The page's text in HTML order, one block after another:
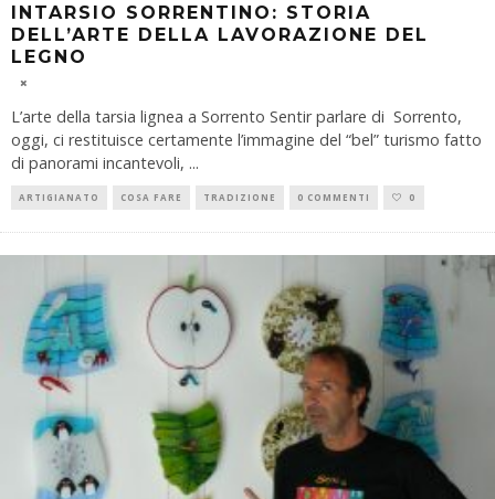
INTARSIO SORRENTINO: STORIA
DELL’ARTE DELLA LAVORAZIONE DEL
LEGNO
L’arte della tarsia lignea a Sorrento Sentir parlare di Sorrento,
oggi, ci restituisce certamente l’immagine del “bel” turismo fatto
di panorami incantevoli, ...
ARTIGIANATO COSA FARE TRADIZIONE 0 COMMENTI 0